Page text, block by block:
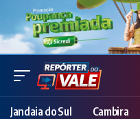
Jandaia do Sul Cambira